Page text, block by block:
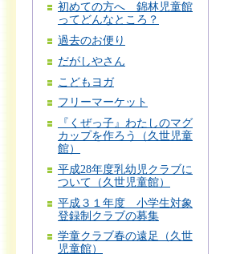
初めての方へ 錦林児童館
ってどんなところ？
過去のお便り
だがしやさん
こどもヨガ
フリーマーケット
『くぜっ子』わたしのマグ
カップを作ろう（久世児童
館）
平成28年度乳幼児クラブに
ついて（久世児童館）
平成３１年度 小学生対象
登録制クラブの募集
学童クラブ春の遠足（久世
児童館）